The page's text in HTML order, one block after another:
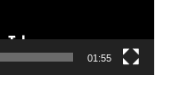
01:55